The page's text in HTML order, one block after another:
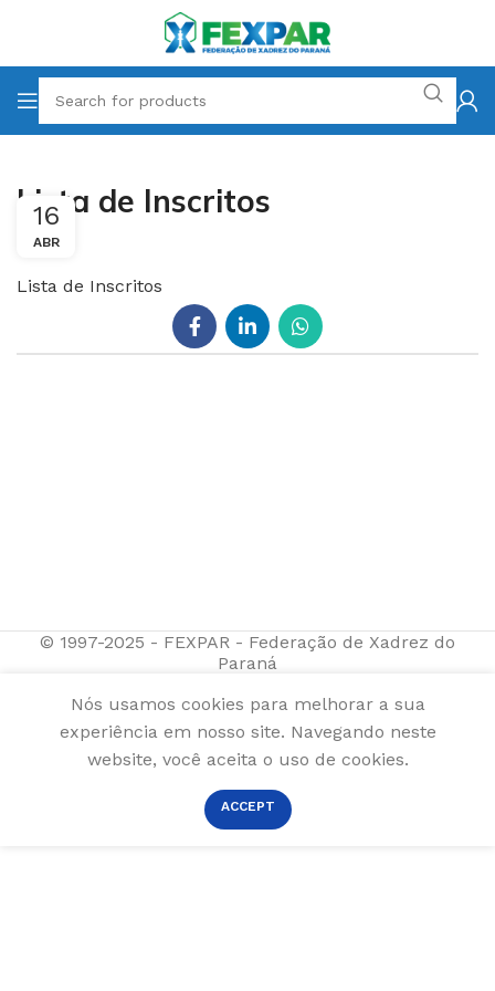
Lista de Inscritos
16
ABR
Lista de Inscritos
© 1997-2025 - FEXPAR - Federação de Xadrez do
Paraná
Nós usamos cookies para melhorar a sua
experiência em nosso site. Navegando neste
website, você aceita o uso de cookies.
ACCEPT